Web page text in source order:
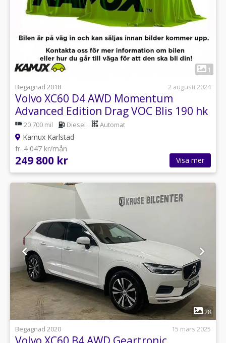
1
Begagnad 2018
2 augusti 2024
Volvo XC60 D4 AWD Momentum
Advanced Edition Drag VOC Blis 190 hk
20 700 mil Diesel Automat
Kamux Karlstad
fr. 4 047 kr/mån
249 800 kr Visa mer
1
28
Begagnad 2020
15 mars 2025